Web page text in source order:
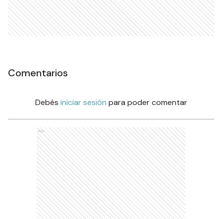
Comentarios
Debés iniciar sesión para poder comentar
Ads